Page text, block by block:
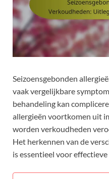
Seizoensgebonden
vaak vergelijkbare
behandeling kan
allergieën voortkomen uit
worden verkoudheden
Het herkennen van de
is essentieel voor